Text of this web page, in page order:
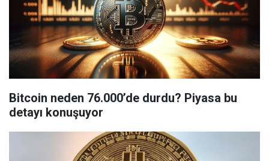
Bitcoin neden 76.000’de durdu? Piyasa bu
detayı konuşuyor